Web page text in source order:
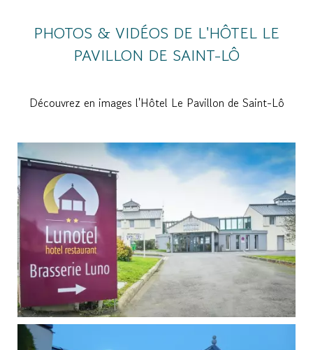
PHOTOS & VIDÉOS DE L'HÔTEL LE
PAVILLON DE SAINT-LÔ
Découvrez en images l'Hôtel Le Pavillon de Saint-Lô